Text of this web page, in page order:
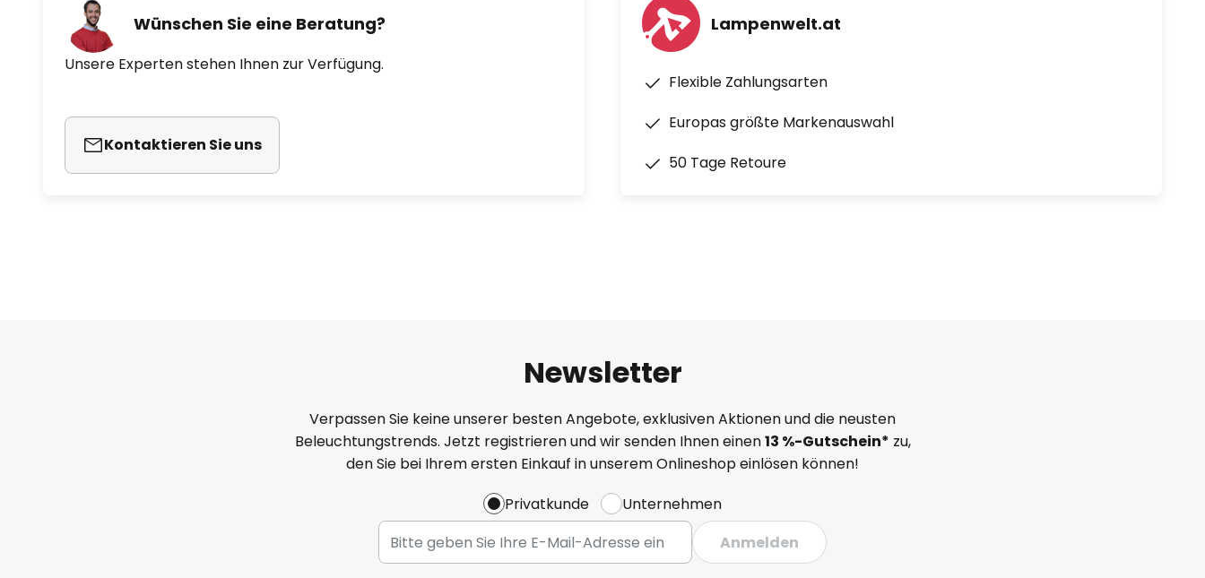
Wünschen Sie eine Beratung?
Unsere Experten stehen Ihnen zur Verfügung.
Kontaktieren Sie uns
Lampenwelt.at
Flexible Zahlungsarten
Europas größte Markenauswahl
50 Tage Retoure
Newsletter
Verpassen Sie keine unserer besten Angebote, exklusiven Aktionen und die neusten
Beleuchtungstrends. Jetzt registrieren und wir senden Ihnen einen13 %-Gutschein* zu,
den Sie bei Ihrem ersten Einkauf in unserem Onlineshop einlösen können!
Privatkunde
Unternehmen
Anmelden